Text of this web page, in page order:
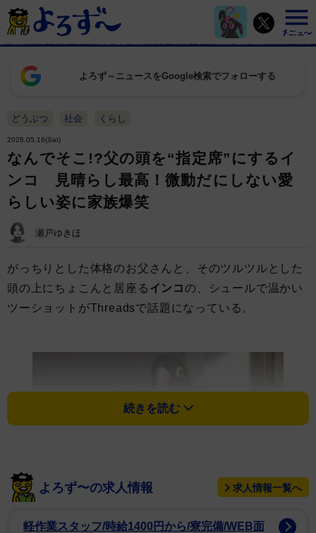
よろず～ニュースをGoogle検索でフォローする
どうぶつ 社会 くらし
2026.05.16(Sat)
なんでそこ!?父の頭を“指定席”にするイ
ンコ 見晴らし最高！微動だにしない愛
らしい姿に家族爆笑
瀬戸ゆきほ
がっちりとした体格のお父さんと、そのツルツルとした
頭の上にちょこんと居座る インコの、シュールで温かい
ツーショットがThreadsで話題になっている。
続きを読む
よろず〜の求人情報 求人情報一覧へ
軽作業スタッフ/時給1400円から/寮完備/WEB面